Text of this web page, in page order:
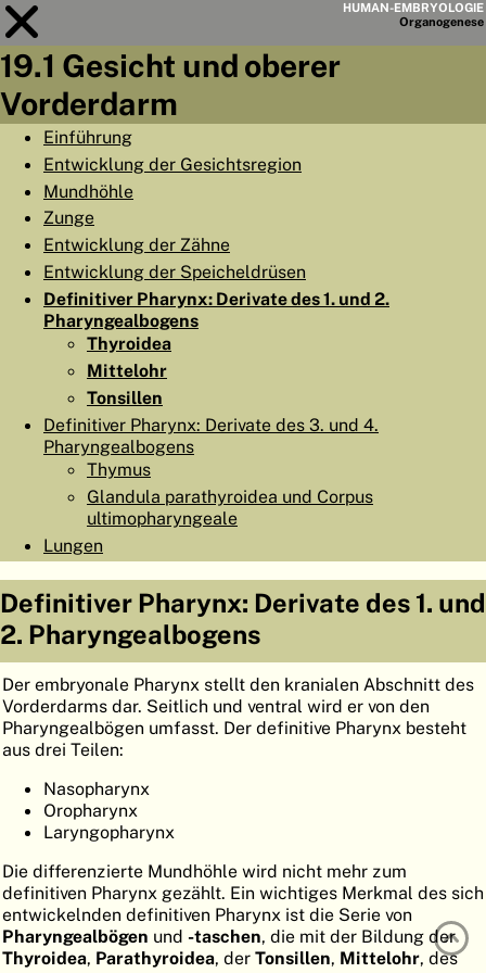
HUMAN-EMBRYOLOGIE
Organogenese
KAPITELLISTE
EMBRYOGENESE
ATLASEMBRYOLOGY
SUCHEN
HILFE
FR
EN
19.1 Gesicht und oberer
Vorderdarm
Einführung
Entwicklung der Gesichtsregion
Mundhöhle
Zunge
Entwicklung der Zähne
Entwicklung der Speicheldrüsen
Definitiver Pharynx: Derivate des 1. und 2.
Pharyngealbogens
Thyroidea
Mittelohr
Tonsillen
Definitiver Pharynx: Derivate des 3. und 4.
Pharyngealbogens
Thymus
Glandula parathyroidea und Corpus
ultimopharyngeale
Lungen
Definitiver Pharynx: Derivate des 1. und
2. Pharyngealbogens
Der embryonale Pharynx stellt den kranialen Abschnitt des
Vorderdarms dar. Seitlich und ventral wird er von den
Pharyngealbögen umfasst. Der definitive Pharynx besteht
aus drei Teilen:
Nasopharynx
Oropharynx
Laryngopharynx
Die differenzierte Mundhöhle wird nicht mehr zum
definitiven Pharynx gezählt. Ein wichtiges Merkmal des sich
entwickelnden definitiven Pharynx ist die Serie von
Pharyngealbögen und -taschen, die mit der Bildung der
Thyroidea, Parathyroidea, der Tonsillen, Mittelohr, des